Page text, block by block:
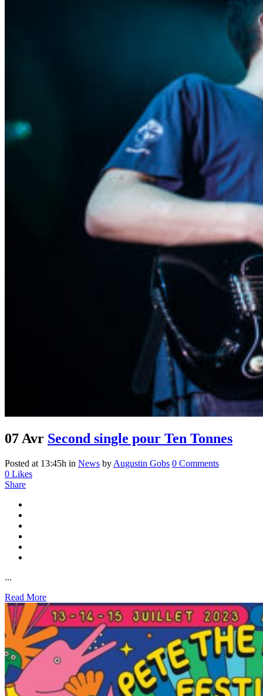
07 Avr Second single pour Ten Tonnes
Posted at 13:45h in News by Augustin Gobs 0 Comments
0 Likes
Share
...
Read More